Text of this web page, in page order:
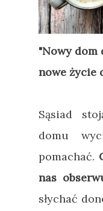
"Nowy dom
nowe życie
Sąsiad
domu
pomachać.
nas
słychać